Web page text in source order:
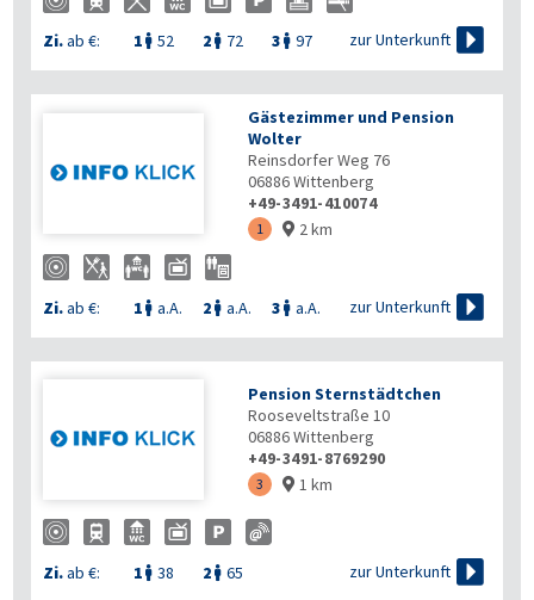
Zi.ab €: 1  52 2  72 3  97 zur Unterkunft 
Gästezimmer und Pension
Wolter
Reinsdorfer Weg 76
06886Wittenberg
+49-3491-410074
1  2 km
Zi.ab €: 1  a.A. 2  a.A. 3  a.A. zur Unterkunft 
Pension Sternstädtchen
Rooseveltstraße 10
06886Wittenberg
+49-3491-8769290
3  1 km
Zi.ab €: 1  38 2  65 zur Unterkunft 